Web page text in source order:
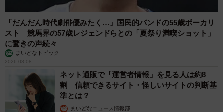
「だんだん時代劇俳優みたく…」国民的バンドの55歳ボーカリ
スト 競馬界の57歳レジェンドらとの「夏祭り満喫ショット」
に驚きの声続々
まいどなトピック
2026.08.08
ネット通販で「運営者情報」を見る人は約8
割 信頼できるサイト・怪しいサイトの判断基
準とは？
まいどなニュース情報部